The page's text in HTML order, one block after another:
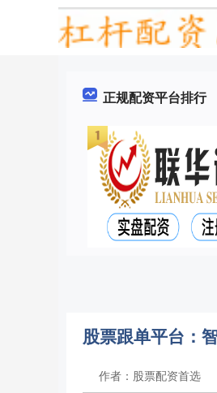
正规配资平台排行
股票跟单平台：
作者：股票配资首选